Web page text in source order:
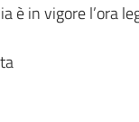
è in vigore l’ora